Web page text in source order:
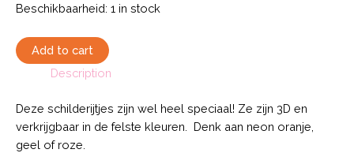
Beschikbaarheid: 1 in stock
Schilderijtje
IJsje
quantity
Add to cart
Description
Deze schilderijtjes zijn wel heel speciaal! Ze zijn 3D en
verkrijgbaar in de felste kleuren. Denk aan neon oranje,
geel of roze.